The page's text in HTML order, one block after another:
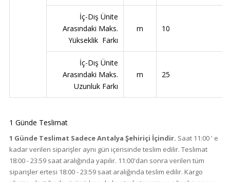
İç-Dış Ünite
Arasındaki Maks.
Yükseklik Farkı
m 10
İç-Dış Ünite
Arasındaki Maks.
Uzunluk Farkı
m 25
1 Günde Teslimat
1 Günde Teslimat Sadece Antalya Şehiriçi İçindir. Saat 11:00 ' e
kadar verilen siparişler aynı gün içerisinde teslim edilir. Teslimat
18:00 - 23:59 saat aralığında yapılır. 11:00'dan sonra verilen tüm
siparişler ertesi 18:00 - 23:59 saat aralığında teslim edilir. Kargo